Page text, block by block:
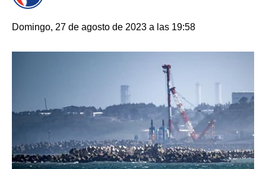
Domingo, 27 de agosto de 2023 a las 19:58